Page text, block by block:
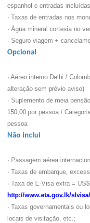
espanhol e entradas
· Taxas de entradas nos
· Água mineral cortesia no
· Seguro viagem +
Opcional
· Aéreo interno Delhi /
alteração sem prévio aviso)
· Suplemento de meia
150,00 por pessoa /
pessoa
Não inclui
· Passagem aérea
· Taxas de embarque,
· Taxa de E-Visa extra =
http://www.eta.gov.lk/slvisa/
· Taxas governamentais ou
locais de visitação, etc.;